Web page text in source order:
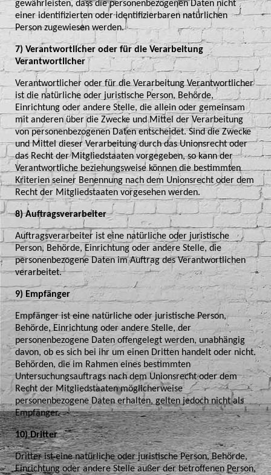
gewährleisten, dass die personenbezogenen Daten nicht
einer identifizierten oder identifizierbaren natürlichen
Person zugewiesen werden.
7) Verantwortlicher oder für die Verarbeitung
Verantwortlicher
Verantwortlicher oder für die Verarbeitung Verantwortlicher
ist die natürliche oder juristische Person, Behörde,
Einrichtung oder andere Stelle, die allein oder gemeinsam
mit anderen über die Zwecke und Mittel der Verarbeitung
von personenbezogenen Daten entscheidet. Sind die Zwecke
und Mittel dieser Verarbeitung durch das Unionsrecht oder
das Recht der Mitgliedstaaten vorgegeben, so kann der
Verantwortliche beziehungsweise können die bestimmten
Kriterien seiner Benennung nach dem Unionsrecht oder dem
Recht der Mitgliedstaaten vorgesehen werden.
8) Auftragsverarbeiter
Auftragsverarbeiter ist eine natürliche oder juristische
Person, Behörde, Einrichtung oder andere Stelle, die
personenbezogene Daten im Auftrag des Verantwortlichen
verarbeitet.
9) Empfänger
Empfänger ist eine natürliche oder juristische Person,
Behörde, Einrichtung oder andere Stelle, der
personenbezogene Daten offengelegt werden, unabhängig
davon, ob es sich bei ihr um einen Dritten handelt oder nicht.
Behörden, die im Rahmen eines bestimmten
Untersuchungsauftrags nach dem Unionsrecht oder dem
Recht der Mitgliedstaaten möglicherweise
personenbezogene Daten erhalten, gelten jedoch nicht als
Empfänger.
10) Dritter
Dritter ist eine natürliche oder juristische Person, Behörde,
Einrichtung oder andere Stelle außer der betroffenen Person,